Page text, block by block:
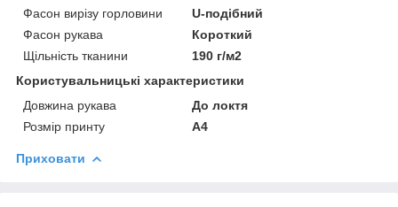
Фасон вирізу горловини
U-подібний
Фасон рукава
Короткий
Щільність тканини
190 г/м2
Користувальницькі характеристики
Довжина рукава
До локтя
Розмір принту
А4
Приховати